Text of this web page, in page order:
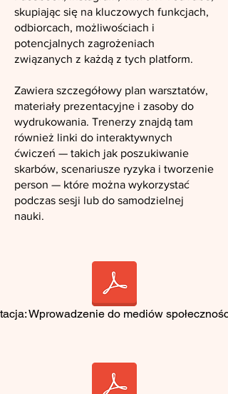
skupiając się na kluczowych funkcjach,
odbiorcach, możliwościach i
potencjalnych zagrożeniach
związanych z każdą z tych platform.
Zawiera szczegółowy plan warsztatów,
materiały prezentacyjne i zasoby do
wydrukowania. Trenerzy znajdą tam
również linki do interaktywnych
ćwiczeń — takich jak poszukiwanie
skarbów, scenariusze ryzyka i tworzenie
person — które można wykorzystać
podczas sesji lub do samodzielnej
nauki.
Wprowadzenie do mediów